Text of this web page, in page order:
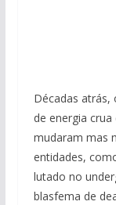
Décadas atrás,
de energia
mudaram mas
entidades,
lutado no
blasfema de